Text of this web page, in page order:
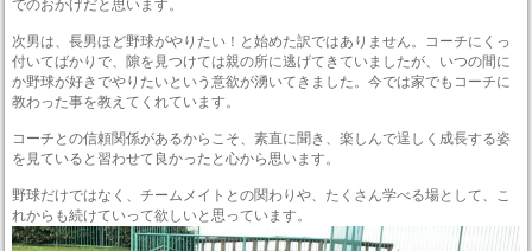
でのおかげだと思います。
次男は、長男ほど野球がやりたい！と始めた訳ではありません。コーチにくっ
付いてばかりで、隙を見つけては親の所に逃げてきていましたが、いつの間に
か野球が好きでやりたいという意欲が湧いてきました。今では家でもコーチに
教わった事を教えてくれています。
コーチとの信頼関係があるからこそ、素直に聞き、楽しんで逞しく成長する姿
を見ていると習わせて良かったと心から思います。
野球だけではなく、チームメイトとの関わりや、たくさん学べる場として、こ
れからも続けていって欲しいと思っています。